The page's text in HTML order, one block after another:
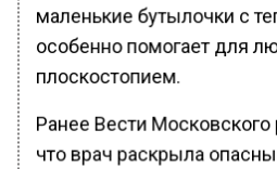
маленькие бутылочки с
особенно помогает для
плоскостопием.
Ранее Вести
что врач раскрыла